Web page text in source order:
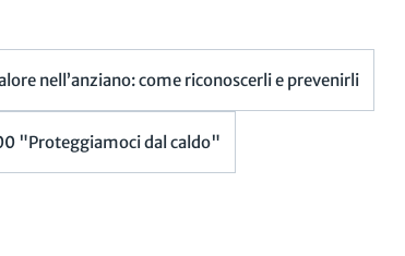
nell’anziano: come riconoscerli e prevenirli
"Proteggiamoci dal caldo"